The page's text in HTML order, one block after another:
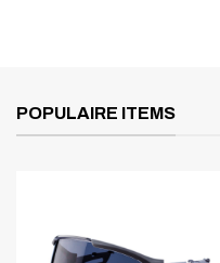
POPULAIRE ITEMS